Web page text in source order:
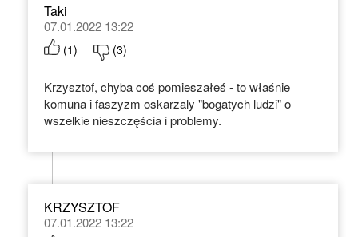
Taki
07.01.2022 13:22
(1) (3)
Krzysztof, chyba coś pomieszałeś - to właśnie
komuna i faszyzm oskarzaly "bogatych ludzi" o
wszelkie nieszczęścia i problemy.
KRZYSZTOF
07.01.2022 13:22